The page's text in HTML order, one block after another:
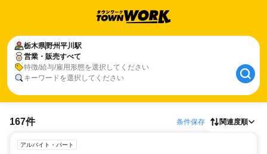
栃木県野州平川駅
営業・販売すべて
特徴/給与/雇用形態を選択してください
キーワードを選択してください
167件 条件保存 関連度順
アルバイト・パート